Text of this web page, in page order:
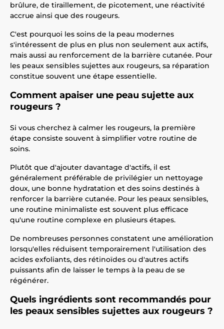
brûlure, de tiraillement, de picotement, une réactivité
accrue ainsi que des rougeurs.
C'est pourquoi les soins de la peau modernes
s'intéressent de plus en plus non seulement aux actifs,
mais aussi au renforcement de la barrière cutanée. Pour
les peaux sensibles sujettes aux rougeurs, sa réparation
constitue souvent une étape essentielle.
Comment apaiser une peau sujette aux
rougeurs ?
Si vous cherchez à calmer les rougeurs, la première
étape consiste souvent à simplifier votre routine de
soins.
Plutôt que d'ajouter davantage d'actifs, il est
généralement préférable de privilégier un nettoyage
doux, une bonne hydratation et des soins destinés à
renforcer la barrière cutanée. Pour les peaux sensibles,
une routine minimaliste est souvent plus efficace
qu'une routine complexe en plusieurs étapes.
De nombreuses personnes constatent une amélioration
lorsqu'elles réduisent temporairement l'utilisation des
acides exfoliants, des rétinoïdes ou d'autres actifs
puissants afin de laisser le temps à la peau de se
régénérer.
Quels ingrédients sont recommandés pour
les peaux sensibles sujettes aux rougeurs ?